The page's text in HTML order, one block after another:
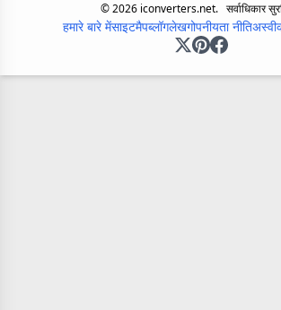
©2026iconverters.net. सर्वाधिकार
हमारे बारे मेंसाइटमैपब्लॉगलेखगोपनीयता नीति